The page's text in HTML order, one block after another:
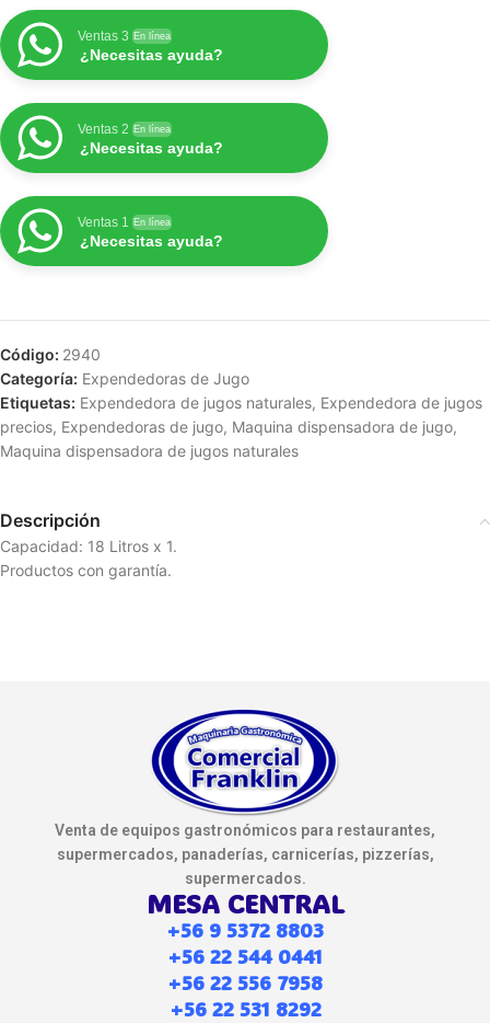
Ventas 3 En línea
¿Necesitas ayuda?
Ventas 2 En línea
¿Necesitas ayuda?
Ventas 1 En línea
¿Necesitas ayuda?
Código: 2940
Categoría: Expendedoras de Jugo
Etiquetas: Expendedora de jugos naturales, Expendedora de jugos
precios, Expendedoras de jugo, Maquina dispensadora de jugo,
Maquina dispensadora de jugos naturales
Descripción
Capacidad: 18 Litros x 1.
Productos con garantía.
Venta de equipos gastronómicos para restaurantes,
supermercados, panaderías, carnicerías, pizzerías,
supermercados.
MESA CENTRAL
+56 9 5372 8803
+56 22 544 0441
+56 22 556 7958
+56 22 531 8292